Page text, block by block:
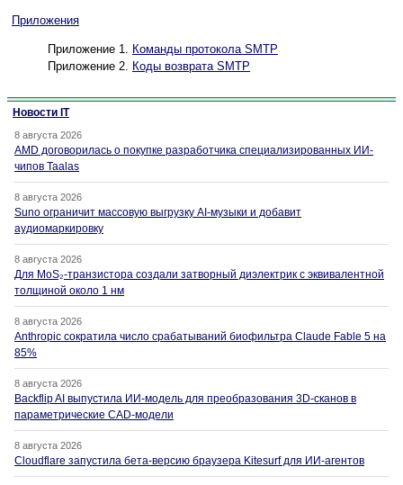
Приложения
Приложение 1. Команды протокола SMTP
Приложение 2. Коды возврата SMTP
Новости IT
8 августа 2026
AMD договорилась о покупке разработчика специализированных ИИ-
чипов Taalas
8 августа 2026
Suno ограничит массовую выгрузку AI-музыки и добавит
аудиомаркировку
8 августа 2026
Для MoS₂-транзистора создали затворный диэлектрик с эквивалентной
толщиной около 1 нм
8 августа 2026
Anthropic сократила число срабатываний биофильтра Claude Fable 5 на
85%
8 августа 2026
Backflip AI выпустила ИИ-модель для преобразования 3D-сканов в
параметрические CAD-модели
8 августа 2026
Cloudflare запустила бета-версию браузера Kitesurf для ИИ-агентов